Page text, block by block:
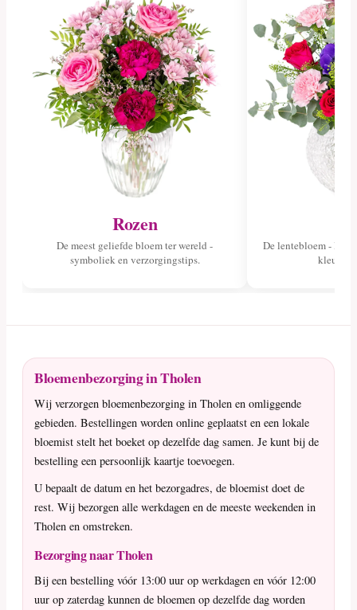
Rozen
De meest geliefde bloem ter wereld -
symboliek en verzorgingstips.
De lentebloem - lees
kleuren
Bloemenbezorging in Tholen
Wij verzorgen bloemenbezorging in Tholen en omliggende
gebieden. Bestellingen worden online geplaatst en een lokale
bloemist stelt het boeket op dezelfde dag samen. Je kunt bij de
bestelling een persoonlijk kaartje toevoegen.
U bepaalt de datum en het bezorgadres, de bloemist doet de
rest. Wij bezorgen alle werkdagen en de meeste weekenden in
Tholen en omstreken.
Bezorging naar Tholen
Bij een bestelling vóór 13:00 uur op werkdagen en vóór 12:00
uur op zaterdag kunnen de bloemen op dezelfde dag worden